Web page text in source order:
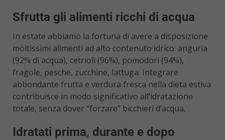
Sfrutta gli alimenti ricchi di acqua
In estate abbiamo la fortuna di avere a disposizione
moltissimi alimenti ad alto contenuto idrico: anguria
(92% di acqua), cetrioli (96%), pomodori (94%),
fragole, pesche, zucchine, lattuga. Integrare
abbondante frutta e verdura fresca nella dieta estiva
contribuisce in modo significativo all’idratazione
totale, senza dover “forzare” bicchieri d’acqua.
Idratati prima, durante e dopo